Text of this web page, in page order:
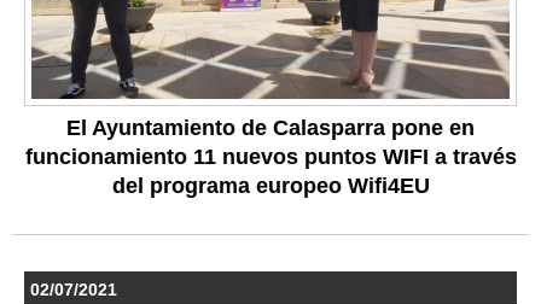
El Ayuntamiento de Calasparra pone en
funcionamiento 11 nuevos puntos WIFI a través
del programa europeo Wifi4EU
02/07/2021